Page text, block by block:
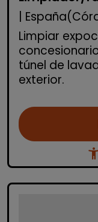
|
Limpiar
túnel de
exterior.